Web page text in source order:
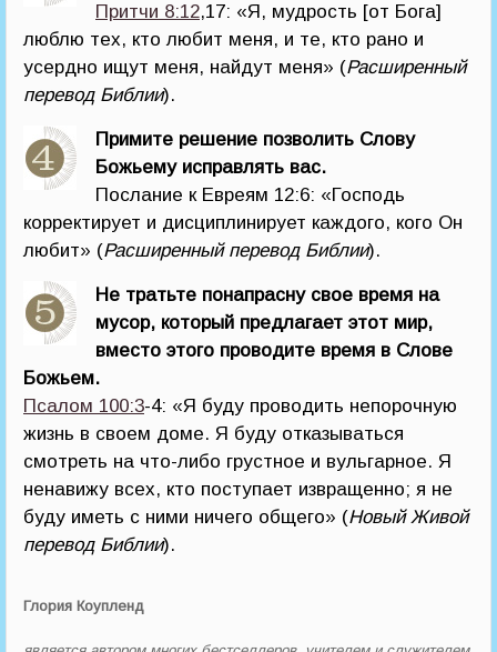
Притчи 8:12,17: «Я, мудрость [от Бога]
люблю тех, кто любит меня, и те, кто рано и
усердно ищут меня, найдут меня» (Расширенный
перевод Библии).
Примите решение позволить Слову
Божьему исправлять вас.
Послание к Евреям 12:6: «Господь
корректирует и дисциплинирует каждого, кого Он
любит» (Расширенный перевод Библии).
Не тратьте понапрасну свое время на
мусор, который предлагает этот мир,
вместо этого проводите время в Слове
Божьем.
Псалом 100:3-4: «Я буду проводить непорочную
жизнь в своем доме. Я буду отказываться
смотреть на что-либо грустное и вульгарное. Я
ненавижу всех, кто поступает извращенно; я не
буду иметь с ними ничего общего» (Новый Живой
перевод Библии).
Глория Коупленд